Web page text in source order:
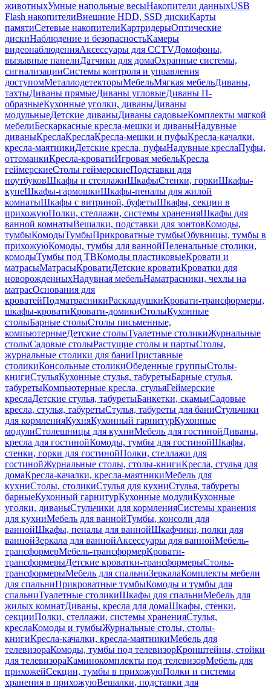
животныхУмные напольные весыНакопители данныхUSB
Flash накопителиВнешние HDD, SSD дискиКарты
памятиСетевые накопителиКартридерыОптические
дискиНаблюдение и безопасностьКамеры
видеонаблюденияАксессуары для CCTVДомофоны,
вызывные панелиДатчики для домаОхранные системы,
сигнализацииСистемы контроля и управления
доступомМеталлодетекторыМебельМягкая мебельДиваны,
тахтыДиваны прямыеДиваны угловыеДиваны П-
образныеКухонные уголки, диваныДиваны
модульныеДетские диваныДиваны садовыеКомплекты мягкой
мебелиБескаркасные кресла-мешки и диваныНадувные
диваныКреслаКреслаКресла-мешки и пуфыКресла-качалки,
кресла-маятникиДетские кресла, пуфыНадувные креслаПуфы,
оттоманкиКресла-кроватиИгровая мебельКресла
геймерскиеСтолы геймерскиеПодставки для
ноутбуковШкафы и стеллажиШкафыСтенки, горкиШкафы-
купеШкафы-гармошкиШкафы-пеналы для жилой
комнатыШкафы с витриной, буфетыШкафы, секции в
прихожуюПолки, стеллажи, системы храненияШкафы для
ванной комнатыВешалки, подставки для зонтовКомоды,
тумбыКомодыТумбыПрикроватные тумбыОбувницы, тумбы в
прихожуюКомоды, тумбы для ваннойПеленальные столики,
комодыТумбы под ТВКомоды пластиковыеКровати и
матрасыМатрасыКроватиДетские кроватиКроватки для
новорожденныхНадувная мебельНаматрасники, чехлы на
матрасОснования для
кроватейПодматрасникиРаскладушкиКровати-трансформеры,
шкафы-кроватиКровати-домикиСтолыКухонные
столыБарные столыСтолы письменные,
компьютерныеДетские столыТуалетные столикиЖурнальные
столыСадовые столыРастущие столы и партыСтолы,
журнальные столики для баниПриставные
столикиКонсольные столикиОбеденные группыСтолы-
книгиСтульяКухонные стулья, табуретыБарные стулья,
табуретыКомпьютерные кресла, стульяГеймерские
креслаДетские стулья, табуретыБанкетки, скамьиСадовые
кресла, стулья, табуретыСтулья, табуреты для баниСтульчики
для кормленияКухняКухонный гарнитурКухонные
модулиСтолешницы для кухниМебель для гостинойДиваны,
кресла для гостинойКомоды, тумбы для гостинойШкафы,
стенки, горки для гостинойПолки, стеллажи для
гостинойЖурнальные столы, столы-книгиКресла, стулья для
домаКресла-качалки, кресла-маятникиМебель для
кухниСтолы, столикиСтулья для кухниСтулья, табуреты
барныеКухонный гарнитурКухонные модулиКухонные
уголки, диваныСтульчики для кормленияСистемы хранения
для кухниМебель для ваннойТумбы, консоли для
ваннойШкафы, пеналы для ваннойШкафчики, полки для
ваннойЗеркала для ваннойАксессуары для ваннойМебель-
трансформерМебель-трансформерКровати-
трансформерыДетские кроватки-трансформерыСтолы-
трансформерыМебель для спальниЗеркалаКомплекты мебели
для спальниПрикроватные тумбыКомоды и тумбы для
спальниТуалетные столикиШкафы для спальниМебель для
жилых комнатДиваны, кресла для домаШкафы, стенки,
секцииПолки, стеллажи, системы храненияСтулья,
креслаКомоды и тумбыЖурнальные столы, столы-
книгиКресла-качалки, кресла-маятникиМебель для
телевизораКомоды, тумбы под телевизорКронштейны, стойки
для телевизораКаминокомплекты под телевизорМебель для
прихожейСекции, тумбы в прихожуюПолки и системы
хранения в прихожуюВешалки, подставки для